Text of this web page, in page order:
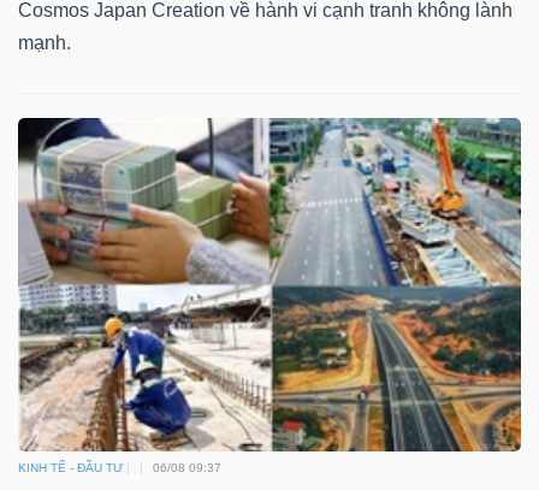
Cosmos Japan Creation về hành vi cạnh tranh không lành
mạnh.
KINH TẾ - ĐẦU TƯ 06/08 09:37